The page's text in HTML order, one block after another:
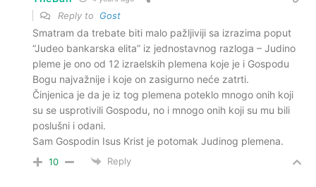
Reply to Gost
Smatram da trebate biti malo pažljiviji sa izrazima poput
“Judeo bankarska elita” iz jednostavnog razloga – Judino
pleme je ono od 12 izraelskih plemena koje je i Gospodu
Bogu najvažnije i koje on zasigurno neće zatrti.
Činjenica je da je iz tog plemena poteklo mnogo onih koji
su se usprotivili Gospodu, no i mnogo onih koji su mu bili
poslušni i odani.
Sam Gospodin Isus Krist je potomak Judinog plemena.
10 Reply